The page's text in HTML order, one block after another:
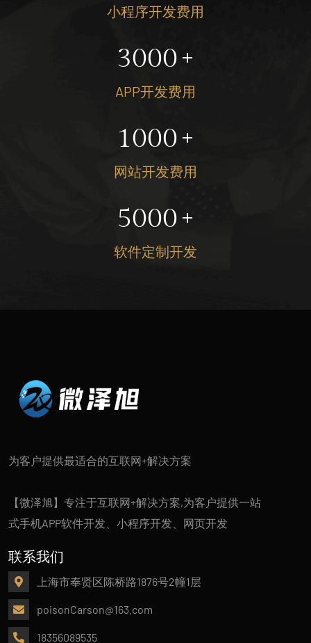
小程序开发费用
3000+
APP开发费用
1000+
网站开发费用
5000+
软件定制开发
为客户提供最适合的互联网+解决方案
【微泽旭】专注于互联网+解决方案,为客户提供一站
式手机APP软件开发、小程序开发、网页开发
联系我们
上海市奉贤区陈桥路1876号2幢1层
poisonCarson@163.com
18356089535